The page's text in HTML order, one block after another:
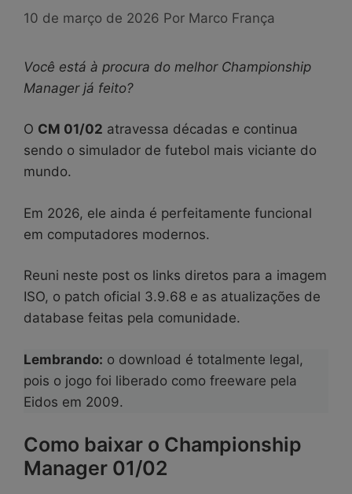
10 de março de 2026 Por Marco França
Você está à procura do melhor Championship
Manager já feito?
O CM 01/02 atravessa décadas e continua
sendo o simulador de futebol mais viciante do
mundo.
Em 2026, ele ainda é perfeitamente funcional
em computadores modernos.
Reuni neste post os links diretos para a imagem
ISO, o patch oficial 3.9.68 e as atualizações de
database feitas pela comunidade.
Lembrando: o download é totalmente legal,
pois o jogo foi liberado como freeware pela
Eidos em 2009.
Como baixar o Championship
Manager 01/02